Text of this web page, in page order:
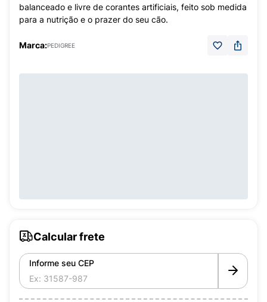
balanceado e livre de corantes artificiais, feito sob medida
para a nutrição e o prazer do seu cão.
Marca:PEDIGREE
Calcular frete
Informe seu CEP